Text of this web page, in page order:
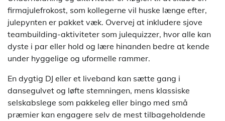
firmajulefrokost, som kollegerne vil huske længe efter,
julepynten er pakket væk. Overvej at inkludere sjove
teambuilding-aktiviteter som julequizzer, hvor alle kan
dyste i par eller hold og lære hinanden bedre at kende
under hyggelige og uformelle rammer.
En dygtig DJ eller et liveband kan sætte gang i
dansegulvet og løfte stemningen, mens klassiske
selskabslege som pakkeleg eller bingo med små
præmier kan engagere selv de mest tilbageholdende